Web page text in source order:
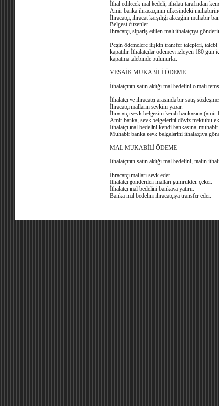
İthal edilecek mal bedeli, ithalatı tarafından
Amir banka ihracatçının ülkesindeki
İhracatçı, ihracat karşılığı alacağını muhabir
Belgesi düzenler.
İhracatçı, sipariş edilen malı ithalatçıya
Peşin ödemelere ilişkin transfer talepleri,
kapatılır. İthalatçılar ödemeyi izleyen 180
kapatma talebinde bulunurlar.
VESAİK MUKABİLİ ÖDEME
İthalatçının satın aldığı mal bedelini o malı
İthalatçı ve ihracatçı arasında bir satış
İhracatçı malların sevkini yapar.
İhracatçı sevk belgesini kendi bankasına (amir
Amir banka, sevk belgelerini döviz mektubu
İthalatçı mal bedelini kendi bankasına,
Muhabir banka sevk belgelerini ithalatçıya
MAL MUKABİLİ ÖDEME
İthalatçının satın aldığı mal bedelini, malın
İhracatçı malları sevk eder.
İthalatçı gönderilen malları gümrükten çeker.
İthalatçı mal bedelini bankaya yatırır.
Banka mal bedelini ihracatçıya transfer eder.